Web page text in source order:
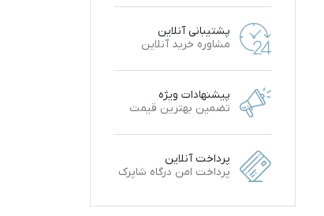
پشتیبانی آنلاین
مشاوره خرید آنلاین
پیشنهادات ویژه
تضمین بهترین قیمت
پرداخت آنلاین
پرداخت امن درگاه شاپرک